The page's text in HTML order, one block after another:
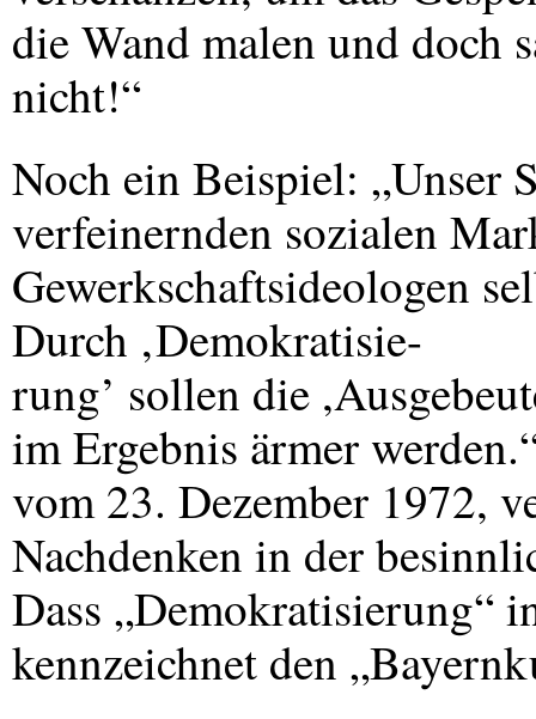
die Wand malen und doch
nicht!“
Noch ein Beispiel: „Unser
verfeinernden sozialen
Gewerkschaftsideologen
Durch ‚Demokratisie-
rung’ sollen die
im Ergebnis ärmer
vom 23. Dezember 1972,
Nachdenken in der
Dass „Demokratisierung“
kennzeichnet den